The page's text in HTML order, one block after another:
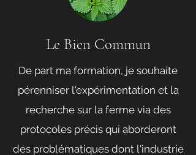
Le Bien Commun
De part ma formation, je souhaite
pérenniser l'expérimentation et la
recherche sur la ferme via des
protocoles précis qui aborderont
des problématiques dont l'industrie